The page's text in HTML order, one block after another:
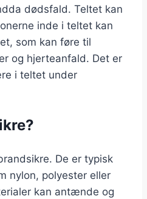
dødsfald. Teltet kan
inde i teltet kan
som kan føre til
og hjerteanfald. Det er
i teltet under
De er typisk
nylon, polyester eller
kan antænde og